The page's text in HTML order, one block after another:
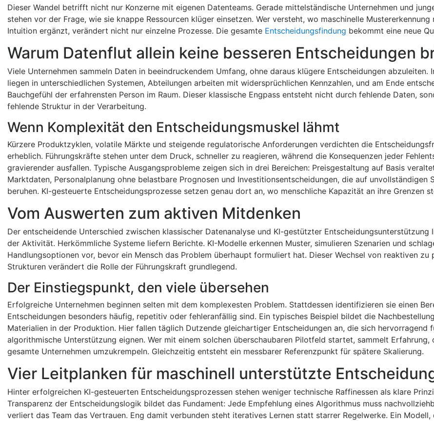
Dieser Wandel betrifft nicht nur Konzerne mit eigenen Datenteams. Gerade mittelständische Unternehmen und
stehen vor der Frage, wie sie knappe Ressourcen klüger einsetzen. Wer versteht, wo maschinelle Mustererkennung
Intuition ergänzt, verändert nicht nur einzelne Prozesse. Die gesamte Entscheidungsfindung bekommt eine neue
Warum Datenflut allein keine besseren Entscheidungen
Viele Unternehmen sammeln Daten in beeindruckendem Umfang, ohne daraus klügere Entscheidungen abzuleiten.
liegen in unterschiedlichen Systemen, Abteilungen arbeiten mit widersprüchlichen Kennzahlen, und am Ende
Bauchgefühl der erfahrensten Person im Raum. Dieser klassische Engpass entsteht nicht durch fehlende Daten,
fehlende Struktur in der Verarbeitung.
Wenn Komplexität den Entscheidungsmuskel lähmt
Kürzere Produktzyklen, volatile Märkte und steigende regulatorische Anforderungen verdichten die
erheblich. Führungskräfte stehen unter dem Druck, schneller zu reagieren, während die Konsequenzen jeder
gravierender ausfallen. Typische Ausgangsprobleme zeigen sich in drei Bereichen: Preisgestaltung auf Basis
Marktdaten, Personalplanung ohne belastbare Prognosen und Investitionsentscheidungen, die auf unvollständigen
beruhen. KI-gesteuerte Entscheidungsprozesse setzen genau dort an, wo menschliche Kapazität an ihre Grenzen
Vom Auswerten zum aktiven Mitdenken
Der entscheidende Unterschied zwischen klassischer Datenanalyse und KI-gestützter Entscheidungsunterstützung
der Aktivität. Herkömmliche Systeme liefern Berichte. KI-Modelle erkennen Muster, simulieren Szenarien und
Handlungsoptionen vor, bevor ein Mensch das Problem überhaupt formuliert hat. Dieser Wechsel von reaktiven zu
Strukturen verändert die Rolle der Führungskraft grundlegend.
Der Einstiegspunkt, den viele übersehen
Erfolgreiche Unternehmen beginnen selten mit dem komplexesten Problem. Stattdessen identifizieren sie einen
Entscheidungen besonders häufig, repetitiv oder fehleranfällig sind. Ein typisches Beispiel bildet die
Materialien in der Produktion. Hier fallen täglich Dutzende gleichartiger Entscheidungen an, die sich hervorragend
algorithmische Unterstützung eignen. Wer mit einem solchen überschaubaren Pilotfeld startet, sammelt Erfahrung,
gesamte Unternehmen umzukrempeln. Gleichzeitig entsteht ein messbarer Referenzpunkt für spätere Skalierung.
Vier Leitplanken für maschinell unterstützte
Hinter erfolgreichen KI-gesteuerten Entscheidungsprozessen stehen weniger technische Raffinessen als klare
Transparenz der Entscheidungslogik bildet das Fundament: Jede Empfehlung eines Algorithmus muss
verliert das Team das Vertrauen. Eng damit verbunden steht iteratives Lernen statt starrer Regelwerke. Ein Modell,